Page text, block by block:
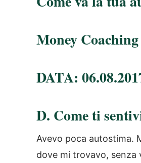
Money
DATA:
D. Come ti
Avevo poca autostima.
dove mi trovavo, senza